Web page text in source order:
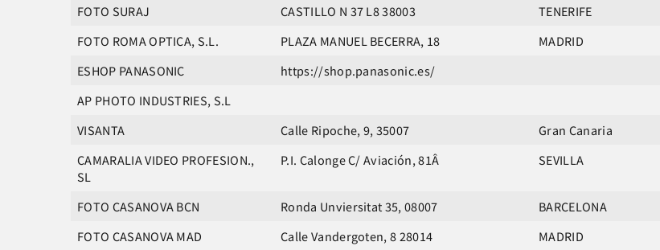
FOTO SURAJ
CASTILLO N 37 L8 38003 TENERIFE
FOTO ROMA OPTICA, S.L.
PLAZA MANUEL BECERRA, 18 MADRID
ESHOP PANASONIC
https://shop.panasonic.es/
AP PHOTO INDUSTRIES, S.L
VISANTA
Calle Ripoche, 9, 35007 Gran Canaria
CAMARALIA VIDEO PROFESION.,
SL
P.I. Calonge C/ Aviación, 81Â SEVILLA
FOTO CASANOVA BCN Ronda Unviersitat 35, 08007 BARCELONA
FOTO CASANOVA MAD
Calle Vandergoten, 8 28014 MADRID